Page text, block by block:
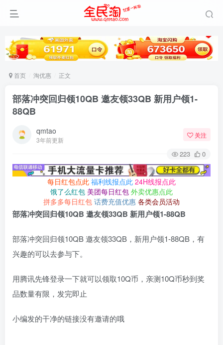
首页 淘优惠 正文
部落冲突回归领10QB 邀友领33QB 新用户领1-
88QB
qmtao
3年前更新
关注
223 0
每日红包点此 福利线报点此 24H线报点此
饿了么红包 美团每日红包 外卖优惠点此
拼多多每日红包 话费充值优惠 各类会员活动
部落冲突回归领10QB 邀友领33QB 新用户领1-88QB
部落冲突回归领10QB 邀友领33QB，新用户领1-88QB，有
兴趣的可以去参与下。
用腾讯先锋登录一下就可以领取10Q币，亲测10Q币秒到奖
品数量有限，发完即止
小编发的干净的链接没有邀请的哦